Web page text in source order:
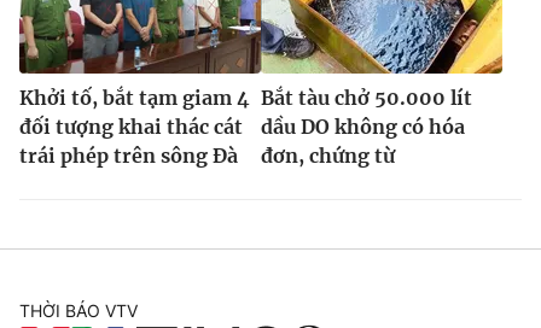
Khởi tố, bắt tạm giam 4
đối tượng khai thác cát
trái phép trên sông Đà
Bắt tàu chở 50.000 lít
dầu DO không có hóa
đơn, chứng từ
THỜI BÁO VTV